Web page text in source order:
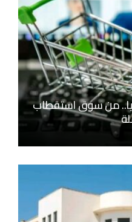
من سوق استقطاب